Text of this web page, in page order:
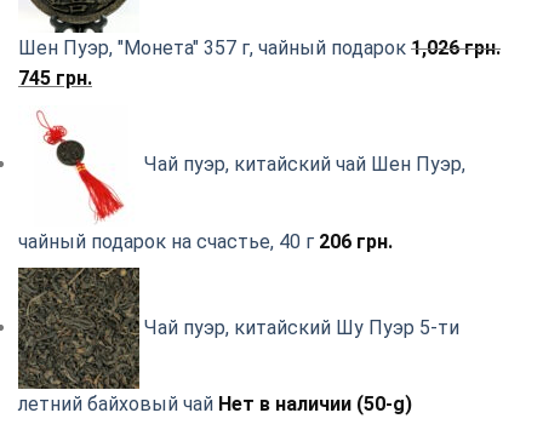
Шен Пуэр, "Монета" 357 г, чайный подарок 1,026грн.
Первоначальная
цена
составляла
1,026
745 грн.Текущая
грн..
Чай пуэр, китайский чай Шен Пуэр,
чайный подарок на счастье, 40 г 206 грн.
Чай пуэр, китайский Шу Пуэр 5-ти
летний байховый чай Нет в наличии (50-g)